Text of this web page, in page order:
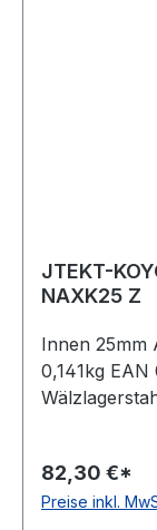
JTEKT-
NAXK25 Z
Innen 25mm
0,141kg
ABEC 1
82,30 €*
Preise inkl.